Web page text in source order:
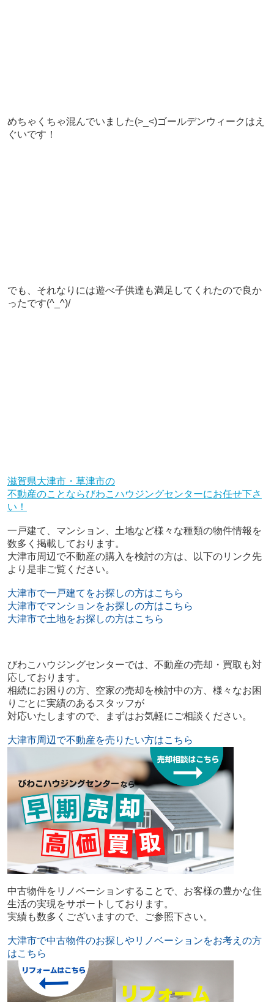
めちゃくちゃ混んでいました(>_<)ゴールデンウィークはえ
ぐいです！
でも、それなりには遊べ子供達も満足してくれたので良か
ったです(^_^)/
滋賀県大津市・草津市の
不動産のことならびわこハウジングセンターにお任せ下さ
い！
一戸建て、マンション、土地など様々な種類の物件情報を
数多く掲載しております。
大津市周辺で不動産の購入を検討の方は、以下のリンク先
より是非ご覧ください。
大津市で一戸建てをお探しの方はこちら
大津市でマンションをお探しの方はこちら
大津市で土地をお探しの方はこちら
びわこハウジングセンターでは、不動産の売却・買取も対
応しております。
相続にお困りの方、空家の売却を検討中の方、様々なお困
りごとに実績のあるスタッフが
対応いたしますので、まずはお気軽にご相談ください。
大津市周辺で不動産を売りたい方はこちら
中古物件をリノベーションすることで、お客様の豊かな住
生活の実現をサポートしております。
実績も数多くございますので、ご参照下さい。
大津市で中古物件のお探しやリノベーションをお考えの方
はこちら